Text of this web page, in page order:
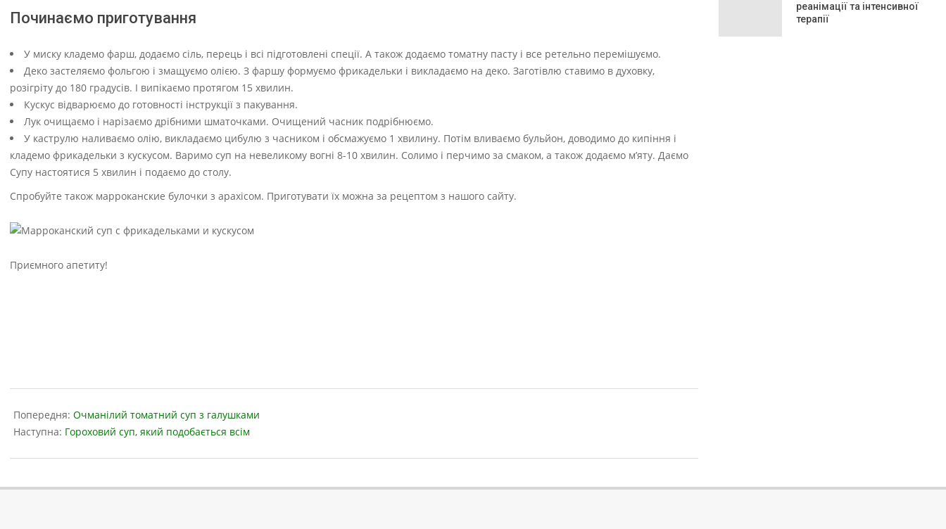
Починаємо приготування
У миску кладемо фарш, додаємо сіль, перець і всі підготовлені спеції. А також додаємо томатну пасту і все ретельно перемішуємо.
Деко застеляємо фольгою і змащуємо олією. З фаршу формуємо фрикадельки і викладаємо на деко. Заготівлю ставимо в духовку,
розігріту до 180 градусів. І випікаємо протягом 15 хвилин.
Кускус відварюємо до готовності інструкції з пакування.
Лук очищаємо і нарізаємо дрібними шматочками. Очищений часник подрібнюємо.
У каструлю наливаємо олію, викладаємо цибулю з часником і обсмажуємо 1 хвилину. Потім вливаємо бульйон, доводимо до кипіння і
кладемо фрикадельки з кускусом. Варимо суп на невеликому вогні 8-10 хвилин. Солимо і перчимо за смаком, а також додаємо м’яту. Даємо
Супу настоятися 5 хвилин і подаємо до столу.
Спробуйте також марроканские булочки з арахісом. Приготувати їх можна за рецептом з нашого сайту.
Приємного апетиту!
03-
29
Попередня: Очманілий томатний суп з галушками
Наступна: Гороховий суп, який подобається всім
реанімації та інтенсивної
терапії